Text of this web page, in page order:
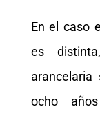
En el caso
es
ocho